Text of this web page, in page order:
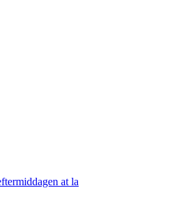
at la